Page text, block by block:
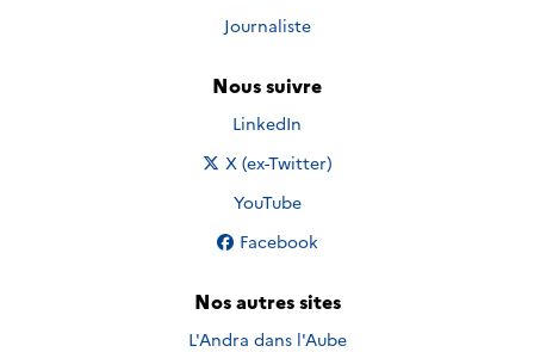
Journaliste
Nous suivre
Nous suivre sur
LinkedIn
Nous suivre sur
X (ex-Twitter)
Nous suivre sur
YouTube
Nous suivre sur
Facebook
Nos autres sites
L'Andra dans l'Aube